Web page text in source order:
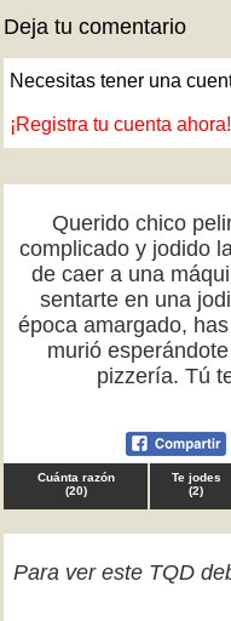
Deja tu comentario
Necesitas tener una
¡Registra tu cuenta ahora!
Querido chico
complicado y jodido
de caer a una
sentarte en una
época amargado,
murió
pizzería. Tú
Cuánta razón
(20)
Te jodes
(2)
Para ver este TQD